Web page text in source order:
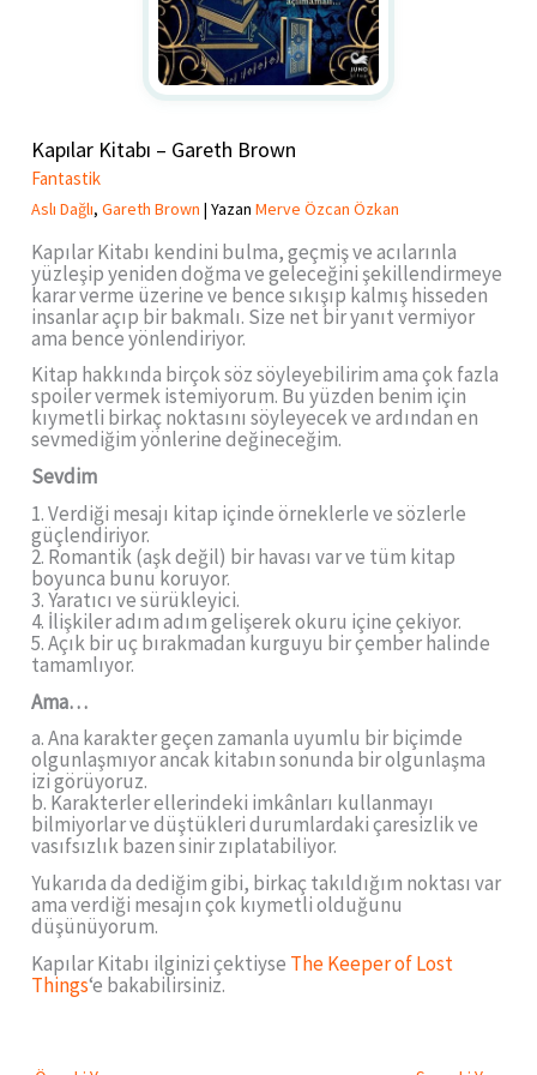
Kapılar Kitabı – Gareth Brown
Fantastik
Aslı Dağlı,Gareth Brown | Yazan Merve Özcan Özkan
Kapılar Kitabı kendini bulma, geçmiş ve acılarınla
yüzleşip yeniden doğma ve geleceğini şekillendirmeye
karar verme üzerine ve bence sıkışıp kalmış hisseden
insanlar açıp bir bakmalı. Size net bir yanıt vermiyor
ama bence yönlendiriyor.
Kitap hakkında birçok söz söyleyebilirim ama çok fazla
spoiler vermek istemiyorum. Bu yüzden benim için
kıymetli birkaç noktasını söyleyecek ve ardından en
sevmediğim yönlerine değineceğim.
Sevdim
1. Verdiği mesajı kitap içinde örneklerle ve sözlerle
güçlendiriyor.
2. Romantik (aşk değil) bir havası var ve tüm kitap
boyunca bunu koruyor.
3. Yaratıcı ve sürükleyici.
4. İlişkiler adım adım gelişerek okuru içine çekiyor.
5. Açık bir uç bırakmadan kurguyu bir çember halinde
tamamlıyor.
Ama…
a. Ana karakter geçen zamanla uyumlu bir biçimde
olgunlaşmıyor ancak kitabın sonunda bir olgunlaşma
izi görüyoruz.
b. Karakterler ellerindeki imkânları kullanmayı
bilmiyorlar ve düştükleri durumlardaki çaresizlik ve
vasıfsızlık bazen sinir zıplatabiliyor.
Yukarıda da dediğim gibi, birkaç takıldığım noktası var
ama verdiği mesajın çok kıymetli olduğunu
düşünüyorum.
Kapılar Kitabı ilginizi çektiyse The Keeper of Lost
Things‘e bakabilirsiniz.